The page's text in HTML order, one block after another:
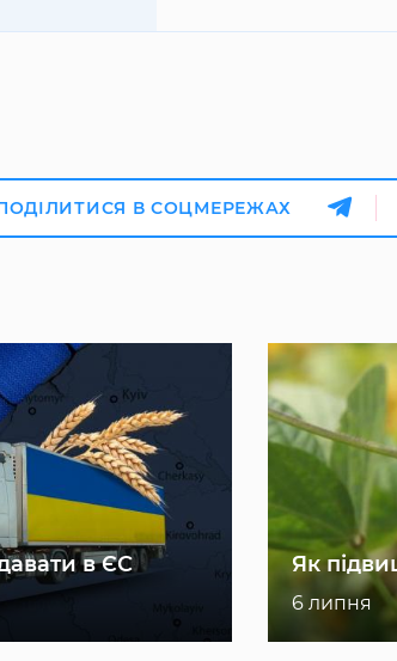
В СОЦМЕРЕЖАХ
в ЄС Як
6 липня